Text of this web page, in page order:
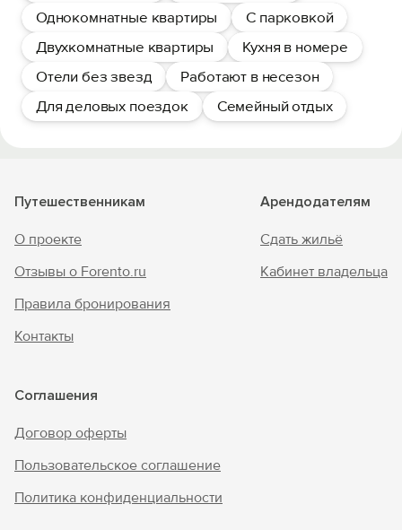
Однокомнатные квартиры
С парковкой
Двухкомнатные квартиры
Кухня в номере
Отели без звезд
Работают в несезон
Для деловых поездок
Семейный отдых
Путешественникам
О проекте
Отзывы о Forento.ru
Правила бронирования
Контакты
Арендодателям
Сдать жильё
Кабинет владельца
Соглашения
Договор оферты
Пользовательское соглашение
Политика конфиденциальности